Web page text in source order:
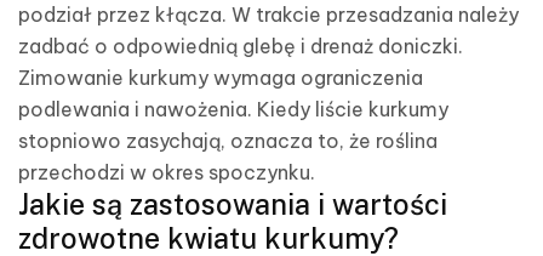
podział przez kłącza. W trakcie przesadzania należy
zadbać o odpowiednią glebę i drenaż doniczki.
Zimowanie kurkumy wymaga ograniczenia
podlewania i nawożenia. Kiedy liście kurkumy
stopniowo zasychają, oznacza to, że roślina
przechodzi w okres spoczynku.
Jakie są zastosowania i wartości
zdrowotne kwiatu kurkumy?